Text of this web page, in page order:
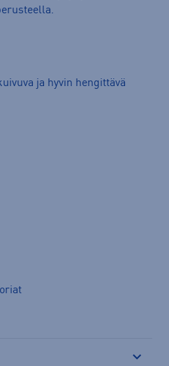
ja hyvin hengittävä